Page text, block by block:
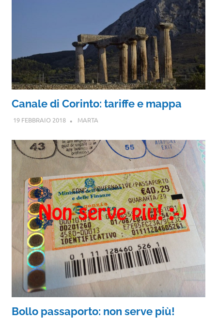
Canale di Corinto: tariffe e mappa
19 FEBBRAIO 2018 MARTA
Bollo passaporto: non serve più!